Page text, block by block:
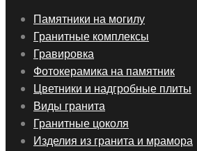
Skip
content
Памятники на могилу
Гранитные комплексы
Гравировка
Фотокерамика на памятник
Цветники и надгробные плиты
Виды гранита
Гранитные цоколя
Изделия из гранита и мрамора